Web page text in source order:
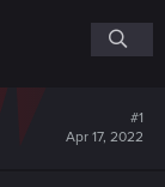
#1
Apr 17, 2022